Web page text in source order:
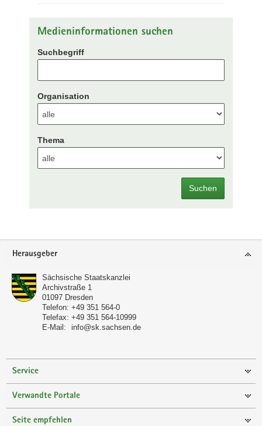
Medieninformationen suchen
Suchbegriff
Organisation
Thema
Suchen
Footer-
Herausgeber
Sächsische Staatskanzlei
Archivstraße 1
01097 Dresden
Telefon: +49 351 564-0
Telefax: +49 351 564-10999
E-Mail:
info@sk.sachsen.de
Service
Verwandte Portale
Seite empfehlen